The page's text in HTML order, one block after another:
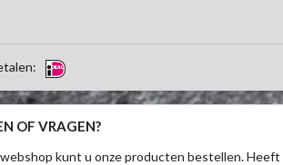
OF VRAGEN?
kunt u onze producten bestellen.